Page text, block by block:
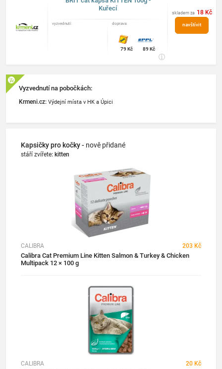
Kuřecí
vyzvednutí: doprava:
79 Kč 89 Kč
skladem za 18 Kč
navštívit
Vyzvednutí na pobočkách:
Krmeni.cz: Výdejní místa v HK a Úpici
Kapsičky pro kočky - nově přidané
stáří zvířete: kitten
CALIBRA 203 Kč
Calibra Cat Premium Line Kitten Salmon & Turkey & Chicken
Multipack 12 × 100 g
CALIBRA 20 Kč